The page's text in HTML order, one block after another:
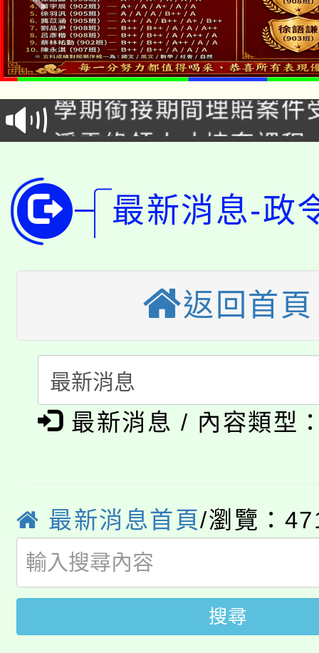
淨零綠生活教案入校路
會
115年食農教育專業人
程
學期銜接期間理賠案件
學籍身 分審查程序及
淨零綠領人才培育課程
代理(課)教師甄選結果(
「2026金融保險知識
車」活動
桃園市115學年度學生
公告本校115學年度第
代理(課)教師甄選結果
公告本校115學年度第
代理(課)教師甄選結果(
轉知中國文化大學推廣
《TA101》溝通分析基
程，歡迎學生輔導中心
系所師生報名參加。
淨零綠生活教案入校路
會
115年食農教育專業人
版
公告本校115學年度第
代理(課)教師甄選結果(
「2026金融保險知識
車」活動
桃園市115學年度學生
生本土語及新住民語歌
公告本校115學年度第
最新消息-政
返回首頁
最新消息 / 內容類型
最新消息首頁/瀏覽：
搜尋